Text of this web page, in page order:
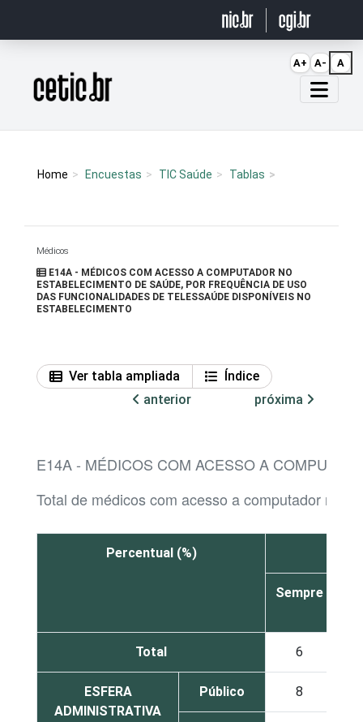
Página inicial
Home Encuestas TIC Saúde Tablas
Médicos
E14A - MÉDICOS COM ACESSO A COMPUTADOR NO
ESTABELECIMENTO DE SAÚDE, POR FREQUÊNCIA DE USO
DAS FUNCIONALIDADES DE TELESSAÚDE DISPONÍVEIS NO
ESTABELECIMENTO
Ver tabla ampliada
Índice
anterior
próxima
E14A - MÉDICOS COM ACESSO A
Total de médicos com acesso a computador no
Percentual (%)
Sempre
Total 6
ESFERA
ADMINISTRATIVA
Público 8
A+ A- A